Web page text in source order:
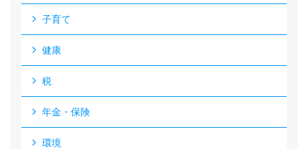
子育て
健康
税
年金・保険
環境